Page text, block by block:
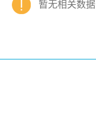
暂无相关数据